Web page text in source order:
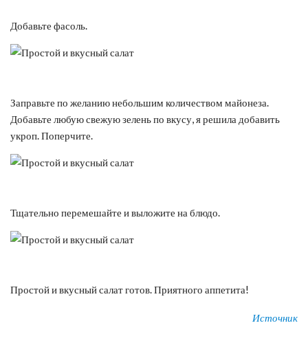
Добавьте фасоль.
Заправьте по желанию небольшим количеством майонеза.
Добавьте любую свежую зелень по вкусу, я решила добавить
укроп. Поперчите.
Тщательно перемешайте и выложите на блюдо.
Простой и вкусный салат готов. Приятного аппетита!
Источник